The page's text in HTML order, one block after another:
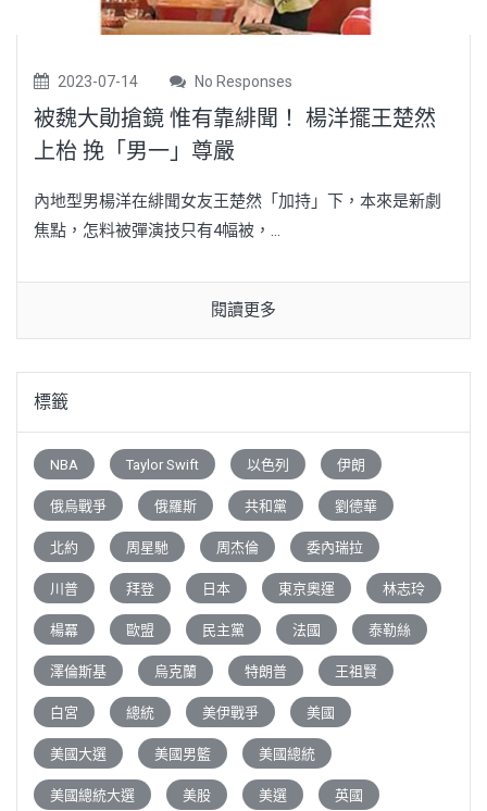
2023-07-14 No Responses
被魏大勛搶鏡 惟有靠緋聞！ 楊洋擺王楚然
上枱 挽「男一」尊嚴
內地型男楊洋在緋聞女友王楚然「加持」下，本來是新劇
焦點，怎料被彈演技只有4幅被，...
閱讀更多
標籤
NBA Taylor Swift 以色列 伊朗
俄烏戰爭 俄羅斯 共和黨 劉德華
北約 周星馳 周杰倫 委內瑞拉
川普 拜登 日本 東京奧運 林志玲
楊冪 歐盟 民主黨 法國 泰勒絲
澤倫斯基 烏克蘭 特朗普 王祖賢
白宮 總統 美伊戰爭 美國
美國大選 美國男籃 美國總統
美國總統大選 美股 美選 英國